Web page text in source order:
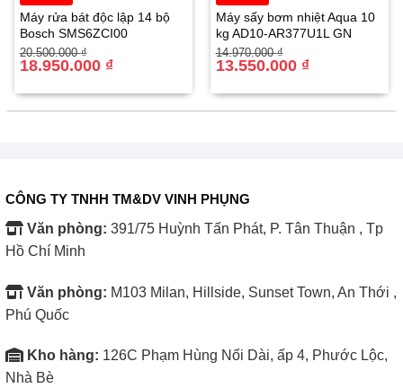
Nâng cấp hình ảnh theo thời gian thực
Tivi Samsung Smart Neo QLED AI 4K 55 inch 55QN80FA
Tối ưu theo từng loại nội dung
Bộ xử lý AI tự động nhận diện phim, thể thao hay game để
điều chỉnh độ sáng, màu sắc và độ tương phản phù hợp,
Giảm nhiễu và tăng chi tiết
chi tiết hơn, đặc biệt trong các cảnh chuyển động nhanh.
Máy rửa bát độc lập 14 bộ
Bosch SMS6ZCI00
20.500.000₫
Giá
gốc
là:
18.950.000 ₫
Giá
hiện
tại
18.950.000 ₫.
Máy sấy bơm nhiệt Aqua 10
kg AD10-AR377U1L GN
14.970.000₫
Giá
gốc
là:
13.550.000 ₫
Giá
hiện
tại
13.550.000 ₫.
CÔNG TY TNHH TM&DV VINH PHỤNG
Văn phòng: 391/75 Huỳnh Tấn Phát, P. Tân Thuận , Tp
Hồ Chí Minh
Văn phòng: M103 Milan, Hillside, Sunset Town, An Thới ,
Phú Quốc
Kho hàng: 126C Phạm Hùng Nối Dài, ấp 4, Phước Lộc,
Nhà Bè